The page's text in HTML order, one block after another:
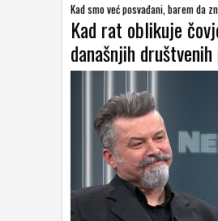
Kad smo već posvađani, barem da
Kad rat oblikuje
današnjih